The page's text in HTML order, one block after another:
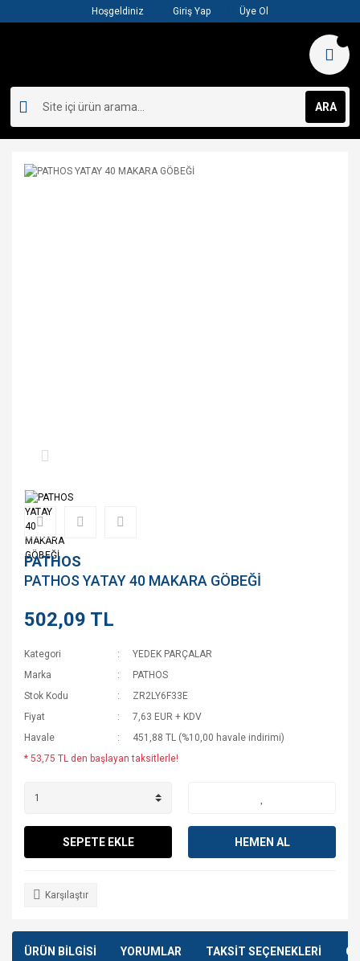
Hoşgeldiniz Giriş Yap Üye Ol
ARA
PATHOS
PATHOS YATAY 40 MAKARA GÖBEĞİ
502,09 TL
Kategori
YEDEK PARÇALAR
Marka
PATHOS
Stok Kodu
ZR2LY6F33E
Fiyat
7,63 EUR + KDV
Havale
451,88 TL (%10,00 havale indirimi)
* 53,75 TL den başlayan taksitlerle!
SEPETE EKLE HEMEN AL
Karşılaştır
ÜRÜN BİLGİSİ YORUMLAR TAKSİT SEÇENEKLERİ